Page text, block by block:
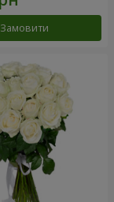
Замовити